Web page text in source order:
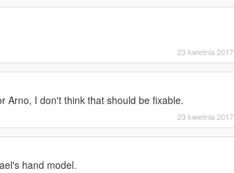
23 kwietnia 2017
Arno, I don't think that should be fixable.
23 kwietnia 2017
hand model.